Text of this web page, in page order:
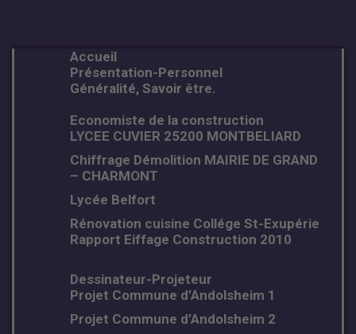
Accueil
Présentation-Personnel
Généralité, Savoir être.
Economiste de la construction
LYCEE CUVIER 25200 MONTBELIARD
Chiffrage Démolition MAIRIE DE GRAND
– CHARMONT
Lycée Belfort
Rénovation cuisine Collége St-Exupérie
Rapport Eiffage Construction 2010
Dessinateur-Projeteur
Projet Commune d’Andolsheim 1
Projet Commune d’Andolsheim 2